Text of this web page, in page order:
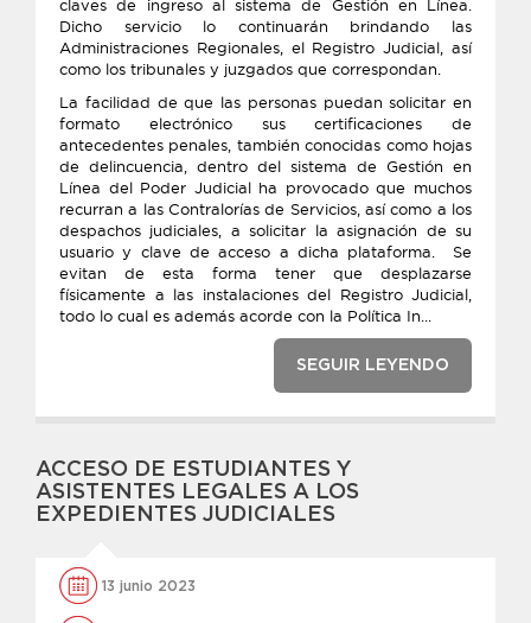
claves de ingreso al sistema de Gestión en Línea.
Dicho servicio lo continuarán brindando las
Administraciones Regionales, el Registro Judicial, así
como los tribunales y juzgados que correspondan.
La facilidad de que las personas puedan solicitar en
formato electrónico sus certificaciones de
antecedentes penales, también conocidas como hojas
de delincuencia, dentro del sistema de Gestión en
Línea del Poder Judicial ha provocado que muchos
recurran a las Contralorías de Servicios, así como a los
despachos judiciales, a solicitar la asignación de su
usuario y clave de acceso a dicha plataforma. Se
evitan de esta forma tener que desplazarse
físicamente a las instalaciones del Registro Judicial,
todo lo cual es además acorde con la Política In...
SEGUIR LEYENDO
ACCESO DE ESTUDIANTES Y
ASISTENTES LEGALES A LOS
EXPEDIENTES JUDICIALES
13 junio 2023